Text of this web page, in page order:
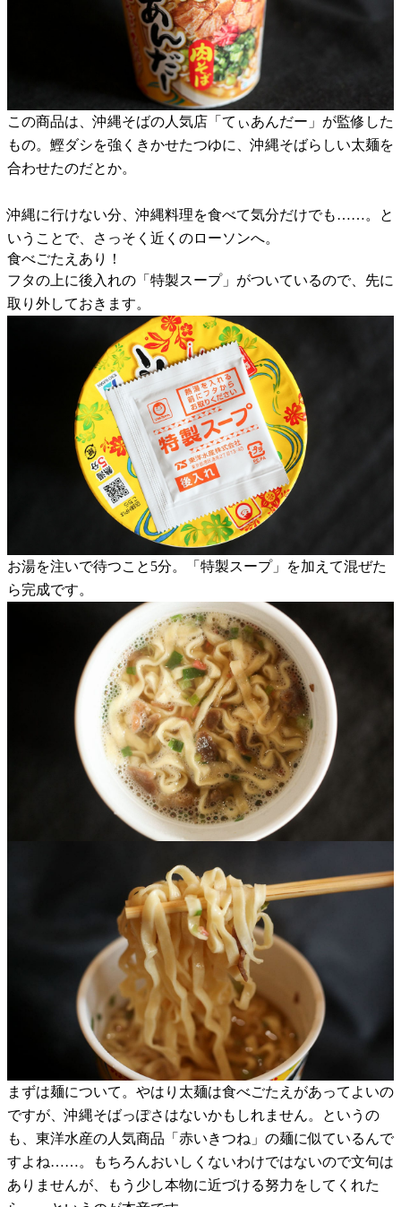
この商品は、沖縄そばの人気店「てぃあんだー」が監修した
もの。鰹ダシを強くきかせたつゆに、沖縄そばらしい太麺を
合わせたのだとか。
沖縄に行けない分、沖縄料理を食べて気分だけでも……。と
いうことで、さっそく近くのローソンへ。
食べごたえあり！
フタの上に後入れの「特製スープ」がついているので、先に
取り外しておきます。
お湯を注いで待つこと5分。「特製スープ」を加えて混ぜた
ら完成です。
まずは麺について。やはり太麺は食べごたえがあってよいの
ですが、沖縄そばっぽさはないかもしれません。というの
も、東洋水産の人気商品「赤いきつね」の麺に似ているんで
すよね……。もちろんおいしくないわけではないので文句は
ありませんが、もう少し本物に近づける努力をしてくれた